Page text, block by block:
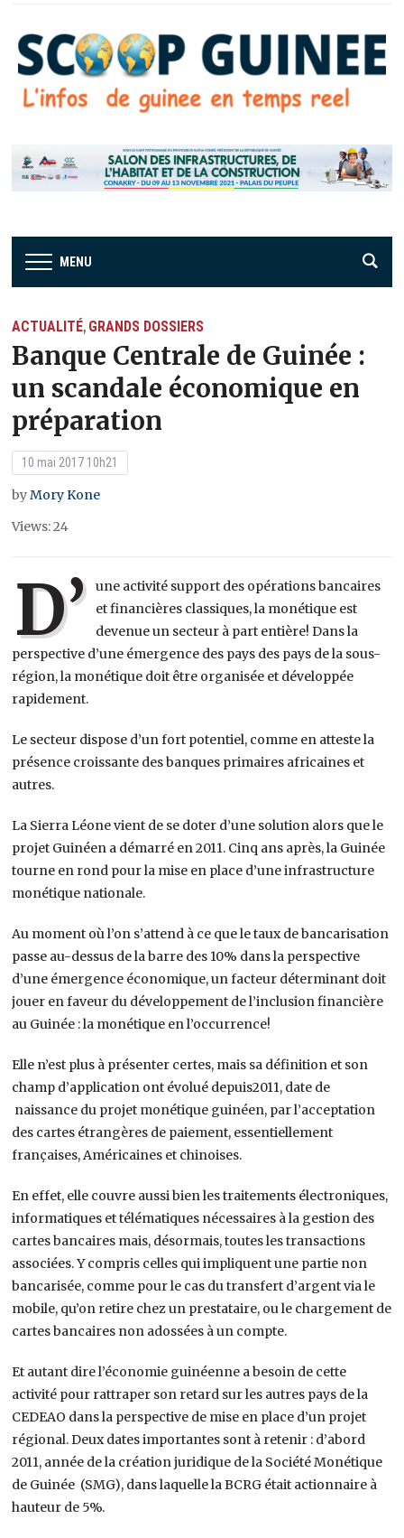
MENU
ACTUALITÉ, GRANDS DOSSIERS
Banque Centrale de Guinée :
un scandale économique en
préparation
10 mai 2017 10h21
byMory Kone
Views: 24
D’ une activité support des opérations bancaires
et financières classiques, la monétique est
devenue un secteur à part entière! Dans la
perspective d’une émergence des pays des pays de la sous-
région, la monétique doit être organisée et développée
rapidement.
Le secteur dispose d’un fort potentiel, comme en atteste la
présence croissante des banques primaires africaines et
autres.
La Sierra Léone vient de se doter d’une solution alors que le
projet Guinéen a démarré en 2011. Cinq ans après, la Guinée
tourne en rond pour la mise en place d’une infrastructure
monétique nationale.
Au moment où l’on s’attend à ce que le taux de bancarisation
passe au-dessus de la barre des 10% dans la perspective
d’une émergence économique, un facteur déterminant doit
jouer en faveur du développement de l’inclusion financière
au Guinée : la monétique en l’occurrence!
Elle n’est plus à présenter certes, mais sa définition et son
champ d’application ont évolué depuis2011, date de
naissance du projet monétique guinéen, par l’acceptation
des cartes étrangères de paiement, essentiellement
françaises, Américaines et chinoises.
En effet, elle couvre aussi bien les traitements électroniques,
informatiques et télématiques nécessaires à la gestion des
cartes bancaires mais, désormais, toutes les transactions
associées. Y compris celles qui impliquent une partie non
bancarisée, comme pour le cas du transfert d’argent via le
mobile, qu’on retire chez un prestataire, ou le chargement de
cartes bancaires non adossées à un compte.
Et autant dire l’économie guinéenne a besoin de cette
activité pour rattraper son retard sur les autres pays de la
CEDEAO dans la perspective de mise en place d’un projet
régional. Deux dates importantes sont à retenir : d’abord
2011, année de la création juridique de la Société Monétique
de Guinée (SMG), dans laquelle la BCRG était actionnaire à
hauteur de 5%.